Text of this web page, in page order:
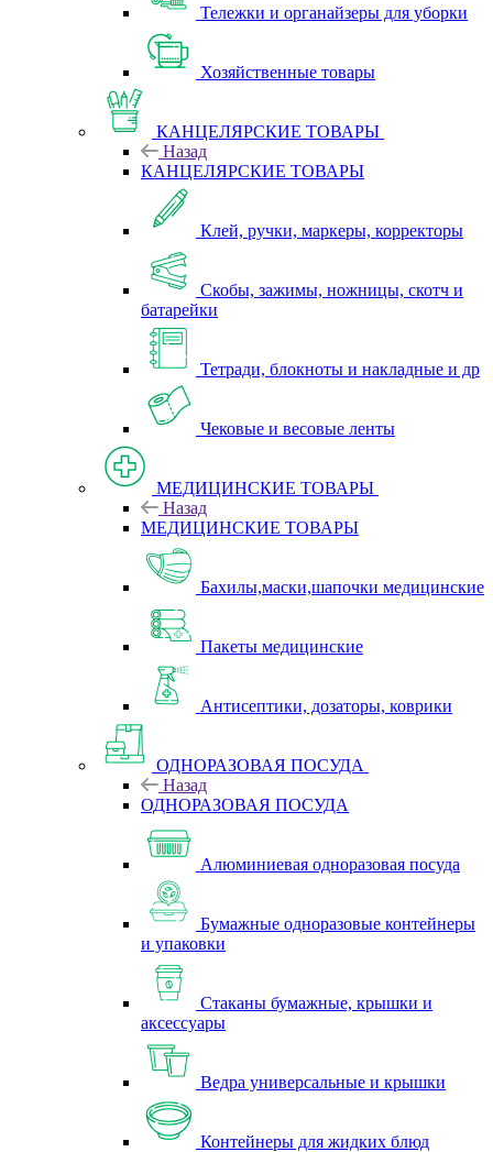
Тележки и органайзеры для уборки
Хозяйственные товары
КАНЦЕЛЯРСКИЕ ТОВАРЫ
Назад
КАНЦЕЛЯРСКИЕ ТОВАРЫ
Клей, ручки, маркеры, корректоры
Скобы, зажимы, ножницы, скотч и
батарейки
Тетради, блокноты и накладные и др
Чековые и весовые ленты
МЕДИЦИНСКИЕ ТОВАРЫ
Назад
МЕДИЦИНСКИЕ ТОВАРЫ
Бахилы,маски,шапочки медицинские
Пакеты медицинские
Антисептики, дозаторы, коврики
ОДНОРАЗОВАЯ ПОСУДА
Назад
ОДНОРАЗОВАЯ ПОСУДА
Алюминиевая одноразовая посуда
Бумажные одноразовые контейнеры
и упаковки
Стаканы бумажные, крышки и
аксессуары
Ведра универсальные и крышки
Контейнеры для жидких блюд